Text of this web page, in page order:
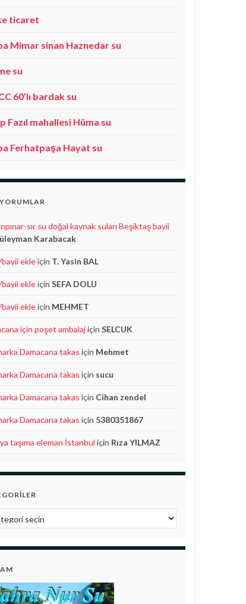
ticaret
Mimar sinan Haznedar su
su
60’lı bardak su
Fazıl mahallesi Hüma su
Ferhatpaşa Hayat su
sır su doğal kaynak suları Beşiktaş bayii
Karabacak
ekleiçin T. Yasin BAL
ekleiçin SEFA DOLU
ekleiçin MEHMET
için poşet ambalajiçin SELCUK
Damacana takas için Mehmet
Damacana takas için sucu
Damacana takas için Cihan zendel
Damacana takas için 5380351867
taşıma eleman İstanbul için Rıza YILMAZ